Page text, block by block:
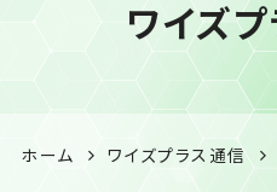
品開発・
品表示の専門
ワイズ
ホーム ワイズプラス通信